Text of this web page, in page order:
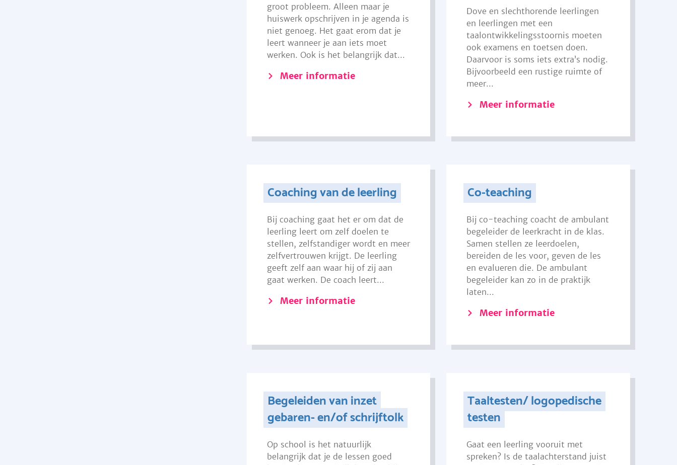
groot probleem. Alleen maar je
huiswerk opschrijven in je agenda is
niet genoeg. Het gaat erom dat je
leert wanneer je aan iets moet
werken. Ook is het belangrijk dat...
Meer informatie
Dove en slechthorende leerlingen
en leerlingen met een
taalontwikkelingsstoornis moeten
ook examens en toetsen doen.
Daarvoor is soms iets extra’s nodig.
Bijvoorbeeld een rustige ruimte of
meer...
Meer informatie
Coaching van de leerling
Bij coaching gaat het er om dat de
leerling leert om zelf doelen te
stellen, zelfstandiger wordt en meer
zelfvertrouwen krijgt. De leerling
geeft zelf aan waar hij of zij aan
gaat werken. De coach leert...
Meer informatie
Co-teaching
Bij co-teaching coacht de ambulant
begeleider de leerkracht in de klas.
Samen stellen ze leerdoelen,
bereiden de les voor, geven de les
en evalueren die. De ambulant
begeleider kan zo in de praktijk
laten...
Meer informatie
Begeleiden van inzet
gebaren- en/of schrijftolk
Op school is het natuurlijk
belangrijk dat je de lessen goed
Taaltesten/ logopedische
testen
Gaat een leerling vooruit met
spreken? Is de taalachterstand juist